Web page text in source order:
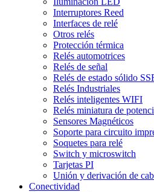
Interruptores Reed
Interfaces de relé
Otros relés
Protección térmica
Relés automotrices
Relés de señal
Relés de estado sólido
Relés Industriales
Relés inteligentes WIFI
Relés miniatura de
Sensores Magnéticos
Soporte para circuito
Soquetes para relé
Switch y microswitch
Tarjetas PI
Unión y derivación de
Conectividad